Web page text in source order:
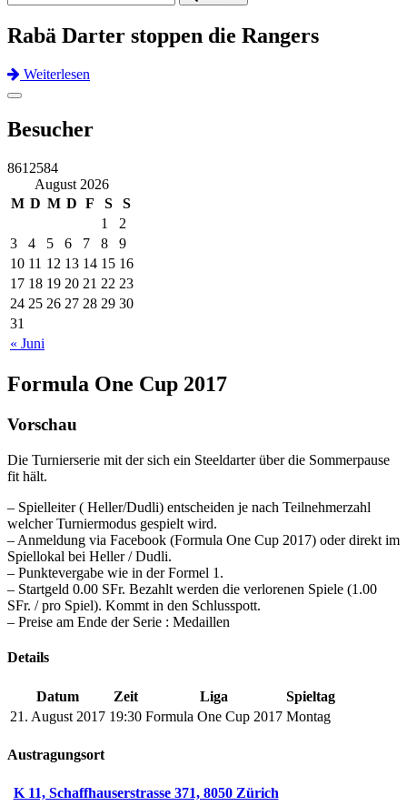
Rabä Darter stoppen die Rangers
Weiterlesen
Previous
Next
Toggle
Besucher
8612584
August 2026
M D M D F S S
« Juni
1
2
3
4 5 6 7 8
9
10 11 12 13 14 15 16
17 18 19 20 21 22 23
24 25 26 27 28 29 30
31
Formula One Cup 2017
Vorschau
Die Turnierserie mit der sich ein Steeldarter über die Sommerpause
fit hält.
– Spielleiter ( Heller/Dudli) entscheiden je nach Teilnehmerzahl
welcher Turniermodus gespielt wird.
– Anmeldung via Facebook (Formula One Cup 2017) oder direkt im
Spiellokal bei Heller / Dudli.
– Punktevergabe wie in der Formel 1.
– Startgeld 0.00 SFr. Bezahlt werden die verlorenen Spiele (1.00
SFr. / pro Spiel). Kommt in den Schlusspott.
– Preise am Ende der Serie : Medaillen
Details
Datum Zeit Liga
Spieltag
21. August 2017 19:30 Formula One Cup 2017 Montag
Austragungsort
K 11, Schaffhauserstrasse 371, 8050 Zürich